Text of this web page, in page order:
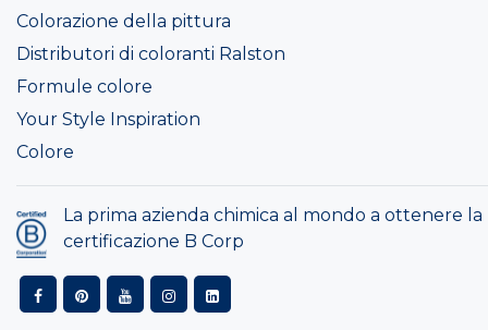
Colorazione della pittura
Distributori di coloranti Ralston
Formule colore
Your Style Inspiration
Colore
La prima azienda chimica al mondo a ottenere la
certificazione B Corp